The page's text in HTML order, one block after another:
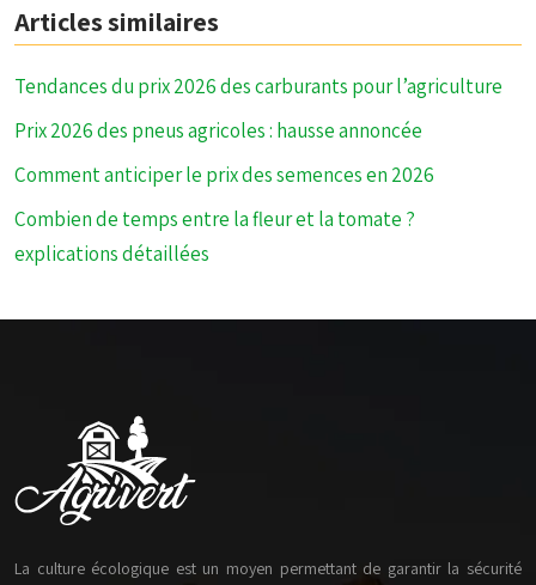
Articles similaires
Tendances du prix 2026 des carburants pour l’agriculture
Prix 2026 des pneus agricoles : hausse annoncée
Comment anticiper le prix des semences en 2026
Combien de temps entre la fleur et la tomate ?
explications détaillées
La culture écologique est un moyen permettant de garantir la sécurité